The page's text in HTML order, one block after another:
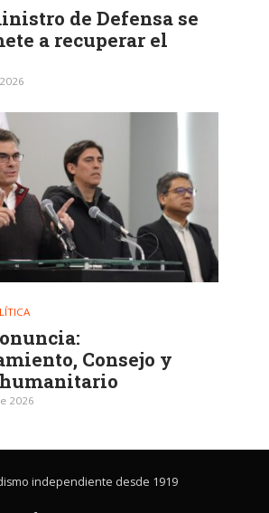
de Defensa se
a recuperar el
Consejo y
2026
independiente desde 1919